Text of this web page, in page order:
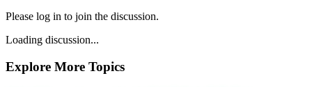
Please log in to join the discussion.
Loading discussion...
Explore More Topics